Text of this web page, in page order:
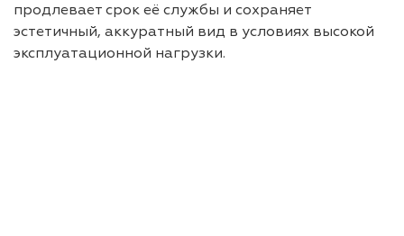
продлевает срок её службы и сохраняет
эстетичный, аккуратный вид в условиях высокой
эксплуатационной нагрузки.